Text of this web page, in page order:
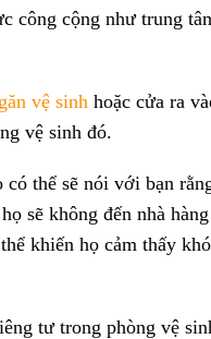
cộng như trung
vệ sinh hoặc cửa ra
vệ sinh đó.
thể sẽ nói với bạn
sẽ không đến nhà
khiến họ cảm thấy
tư trong phòng vệ